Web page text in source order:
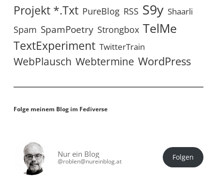
Projekt *.txt PureBlog RSS S9y Shaarli
Spam SpamPoetry Strongbox TelMe
TextExperiment TwitterTrain
WebPlausch Webtermine WordPress
Folge meinem Blog im Fediverse
Nur ein Blog
@roblen@nureinblog.at Folgen